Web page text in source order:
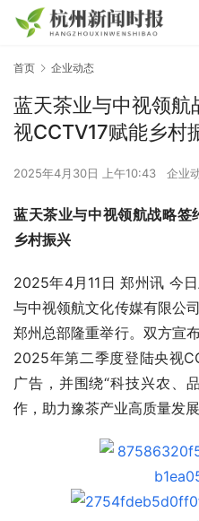
首页 企业动态
蓝天茶业与中视领航
视CCTV17赋能乡村
2025年4月30日 上午10:43 企业
蓝天茶业与中视领航战略
乡村振兴
2025年4月11日 郑州讯 今
与中视领航文化传媒有限公
郑州总部隆重举行。双方宣
2025年第二季度登陆央视
广告，并围绕“科技兴农、
作，助力豫茶产业高质量发展